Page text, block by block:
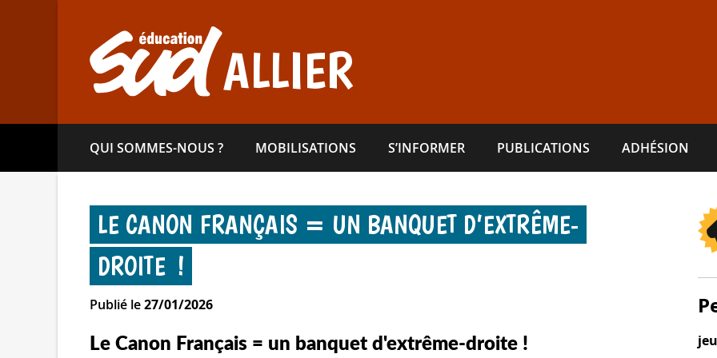
ALLIER
QUI SOMMES-​NOUS ? MOBILISATIONS S’INFORMER PUBLICATIONS ADHÉSION
LE CANON FRANÇAIS = UN BANQUET D’EXTRÊME-
DROITE !
Publié le27/01/2026
Le Canon Français = un banquet d'extrême-droite !